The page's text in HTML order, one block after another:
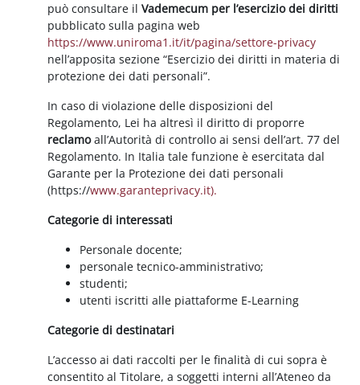
può consultare ilVademecum per l’esercizio dei diritti
pubblicato sulla pagina web
https://www.uniroma1.it/it/pagina/settore-privacy
nell’apposita sezione “Esercizio dei diritti in materia di
protezione dei dati personali”.
In caso di violazione delle disposizioni del
Regolamento, Lei ha altresì il diritto di proporre
reclamoall’Autorità di controllo ai sensi dell’art. 77 del
Regolamento. In Italia tale funzione è esercitata dal
Garante per la Protezione dei dati personali
(https://www.garanteprivacy.it).
Categorie di interessati
Personale docente;
personale tecnico-amministrativo;
studenti;
utenti iscritti alle piattaforme E-Learning
Categorie di destinatari
L’accesso ai dati raccolti per le finalità di cui sopra è
consentito al Titolare, a soggetti interni all’Ateneo da